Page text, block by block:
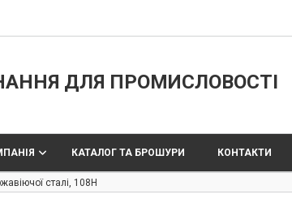
ДЛЯ ПРОМИСЛОВОСТІ
КАТАЛОГ ТА БРОШУРИ КОНТАКТИ
сталі, 108H